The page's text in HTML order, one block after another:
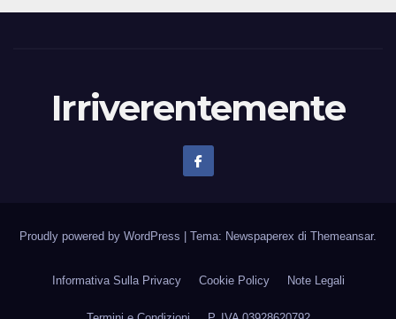
Irriverentemente
Proudly powered by WordPress Tema: Newspaperex di Themeansar.
Informativa Sulla Privacy Cookie Policy Note Legali